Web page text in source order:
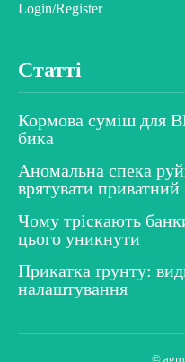
Login/Register
Статті
Кормова суміш для
бика
Аномальна спека
врятувати
Чому тріскають
цього уникнути
Прикатка ґрунту:
налаштування
©